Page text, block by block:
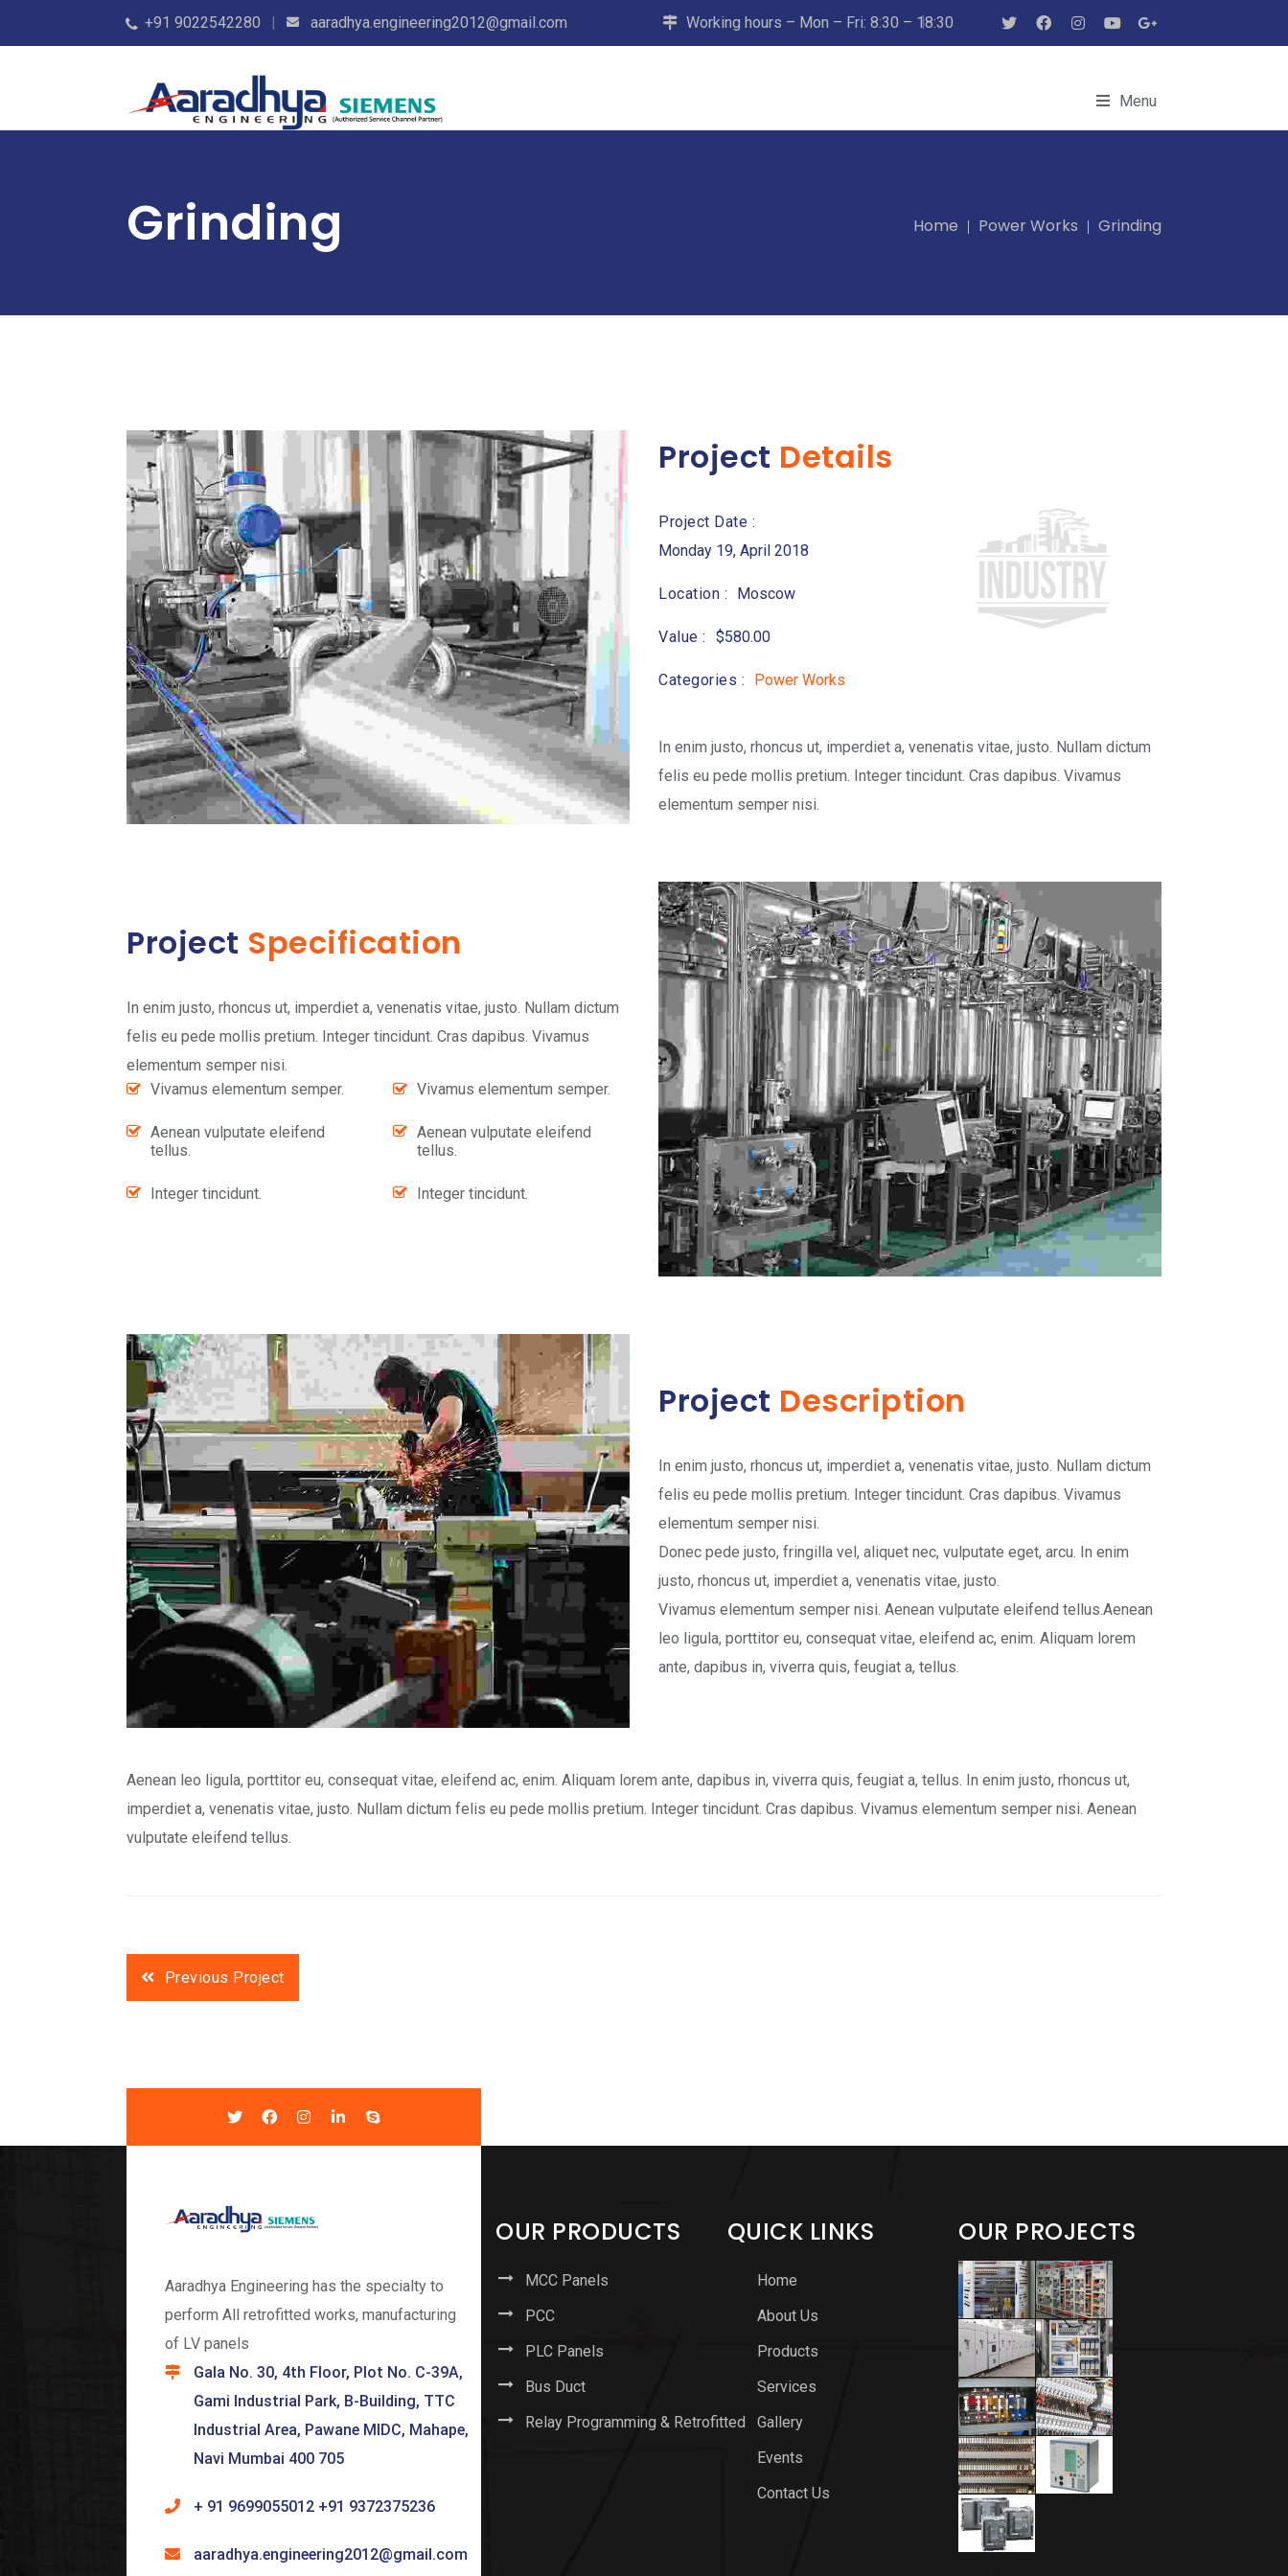
+91 9022542280 aaradhya.engineering2012@gmail.com Working hours – Mon – Fri: 8:30 – 18:30
Menu
Grinding Home Power Works Grinding
Project Details
Project Date :
Monday 19, April 2018
Location : Moscow
Value : $580.00
Categories : Power Works
In enim justo, rhoncus ut, imperdiet a, venenatis vitae, justo. Nullam dictum
felis eu pede mollis pretium. Integer tincidunt. Cras dapibus. Vivamus
elementum semper nisi.
Project Specification
In enim justo, rhoncus ut, imperdiet a, venenatis vitae, justo. Nullam dictum
felis eu pede mollis pretium. Integer tincidunt. Cras dapibus. Vivamus
elementum semper nisi.
Vivamus elementum semper.
Aenean vulputate eleifend
tellus.
Integer tincidunt.
Vivamus elementum semper.
Aenean vulputate eleifend
tellus.
Integer tincidunt.
Project Description
In enim justo, rhoncus ut, imperdiet a, venenatis vitae, justo. Nullam dictum
felis eu pede mollis pretium. Integer tincidunt. Cras dapibus. Vivamus
elementum semper nisi.
Donec pede justo, fringilla vel, aliquet nec, vulputate eget, arcu. In enim
justo, rhoncus ut, imperdiet a, venenatis vitae, justo.
Vivamus elementum semper nisi. Aenean vulputate eleifend tellus.Aenean
leo ligula, porttitor eu, consequat vitae, eleifend ac, enim. Aliquam lorem
ante, dapibus in, viverra quis, feugiat a, tellus.
Aenean leo ligula, porttitor eu, consequat vitae, eleifend ac, enim. Aliquam lorem ante, dapibus in, viverra quis, feugiat a, tellus. In enim justo, rhoncus ut,
imperdiet a, venenatis vitae, justo. Nullam dictum felis eu pede mollis pretium. Integer tincidunt. Cras dapibus. Vivamus elementum semper nisi. Aenean
vulputate eleifend tellus.
Previous Project
Aaradhya Engineering has the specialty to
perform All retrofitted works, manufacturing
of LV panels
Gala No. 30, 4th Floor, Plot No. C-39A,
Gami Industrial Park, B-Building, TTC
Industrial Area, Pawane MIDC, Mahape,
Navi Mumbai 400 705
+ 91 9699055012 +91 9372375236
aaradhya.engineering2012@gmail.com
OUR PRODUCTS
MCC Panels
PCC
PLC Panels
Bus Duct
Relay Programming & Retrofitted
QUICK LINKS
Home
About Us
Products
Services
Gallery
Events
Contact Us
OUR PROJECTS